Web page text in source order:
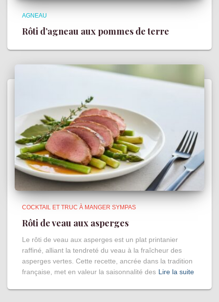
AGNEAU
Rôti d’agneau aux pommes de terre
COCKTAIL ET TRUC À MANGER SYMPAS
Rôti de veau aux asperges
Le rôti de veau aux asperges est un plat printanier
raffiné, alliant la tendreté du veau à la fraîcheur des
asperges vertes. Cette recette, ancrée dans la tradition
française, met en valeur la saisonnalité des Lire la suite